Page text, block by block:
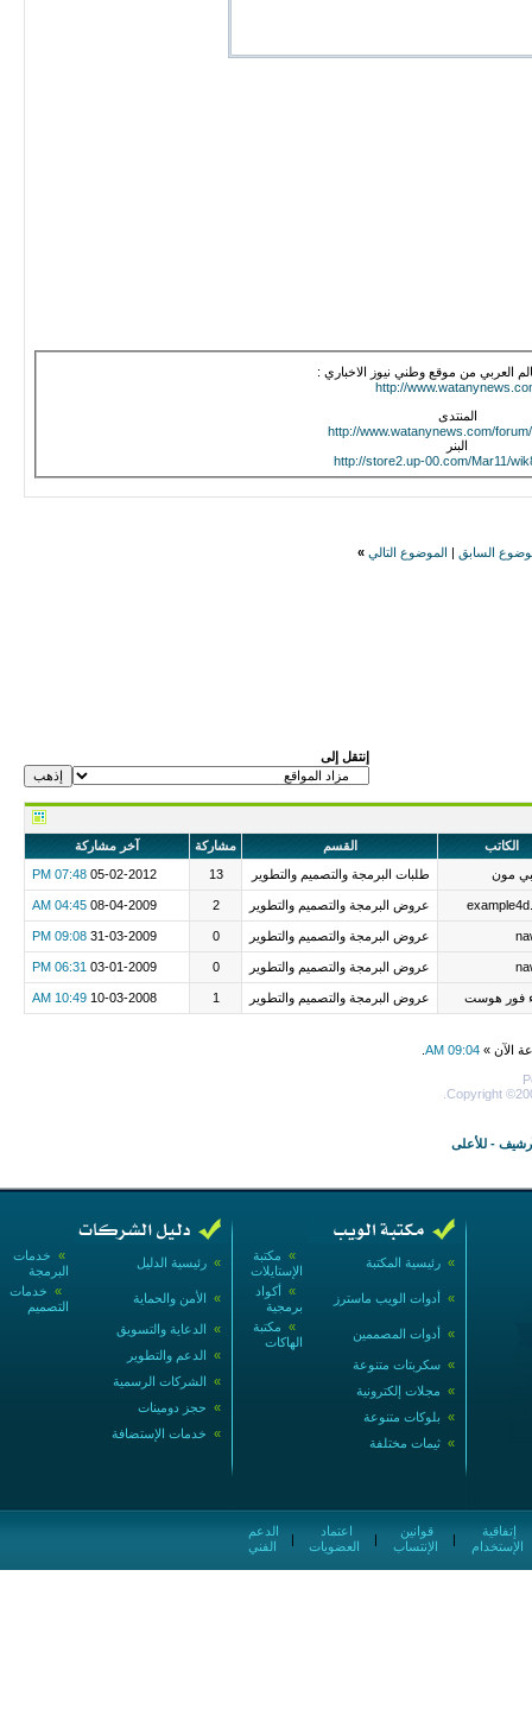
العربي من موقع وطني نيوز الاخباري :
http://
المنتدى
http://www.watanynews.com/
البنر
http://store2.up-00.com/Mar11/
السابق الموضوع التالي »
إنتقل إلى
الكاتب القسم مشاركة
آخر مشاركة
مون
طلبات البرمجة والتصميم والتطوير 13
05-02-2012
07:48 PM
عروض البرمجة والتصميم والتطوير 2
08-04-2009
04:45 AM
عروض البرمجة والتصميم والتطوير 0
31-03-2009
09:08 PM
عروض البرمجة والتصميم والتطوير 0
03-01-2009
06:31 PM
فور هوست عروض البرمجة والتصميم والتطوير 1
10-03-2008
10:49 AM
الآن » 09:04 AM
Copyright
- للأعلى
» خدمات
البرمجة
» رئيسية الدليل
» خدمات
التصميم
» الأمن والحماية
» الدعاية والتسويق
» الدعم والتطوير
» الشركات الرسمية
» حجز دومينات
» خدمات الإستضافة
» مكتبة
الإستايلات
» رئيسية المكتبة
» أكواد
برمجية
» أدوات الويب ماسترز
» مكتبة
الهاكات
» أدوات المصممين
» سكربتات متنوعة
» مجلات إلكترونية
» بلوكات متنوعة
» ثيمات مختلفة
الفني
|
العضويات
|
الإنتساب
|
الإستخدام